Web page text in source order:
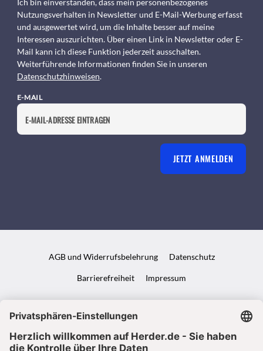
Ich bin einverstanden, dass mein personenbezogenes
Nutzungsverhalten in Newsletter und E-Mail-Werbung erfasst
und ausgewertet wird, um die Inhalte besser auf meine
Interessen auszurichten. Über einen Link in Newsletter oder E-
Mail kann ich diese Funktion jederzeit ausschalten.
Weiterführende Informationen finden Sie in unseren
Datenschutzhinweisen.
E-MAIL
JETZT ANMELDEN
AGB und Widerrufsbelehrung Datenschutz
Barrierefreiheit Impressum
VERTRAG WIDERRUFEN